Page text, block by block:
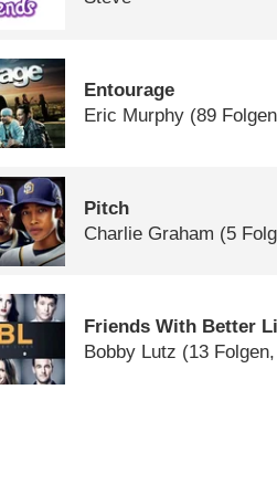
Entourage
Eric Murphy (89
Pitch
Charlie Graham (5
Friends With Better
Bobby Lutz (13